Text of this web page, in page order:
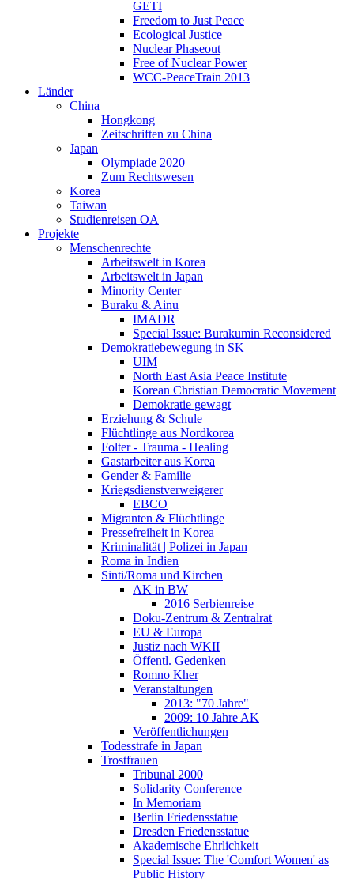
GETI
Freedom to Just Peace
Ecological Justice
Nuclear Phaseout
Free of Nuclear Power
WCC-PeaceTrain 2013
Länder
China
Hongkong
Zeitschriften zu China
Japan
Olympiade 2020
Zum Rechtswesen
Korea
Taiwan
Studienreisen OA
Projekte
Menschenrechte
Arbeitswelt in Korea
Arbeitswelt in Japan
Minority Center
Buraku & Ainu
IMADR
Special Issue: Burakumin Reconsidered
Demokratiebewegung in SK
UIM
North East Asia Peace Institute
Korean Christian Democratic Movement
Demokratie gewagt
Erziehung & Schule
Flüchtlinge aus Nordkorea
Folter - Trauma - Healing
Gastarbeiter aus Korea
Gender & Familie
Kriegsdienstverweigerer
EBCO
Migranten & Flüchtlinge
Pressefreiheit in Korea
Kriminalität | Polizei in Japan
Roma in Indien
Sinti/Roma und Kirchen
AK in BW
2016 Serbienreise
Doku-Zentrum & Zentralrat
EU & Europa
Justiz nach WKII
Öffentl. Gedenken
Romno Kher
Veranstaltungen
2013: "70 Jahre"
2009: 10 Jahre AK
Veröffentlichungen
Todesstrafe in Japan
Trostfrauen
Tribunal 2000
Solidarity Conference
In Memoriam
Berlin Friedensstatue
Dresden Friedensstatue
Akademische Ehrlichkeit
Special Issue: The 'Comfort Women' as
Public History